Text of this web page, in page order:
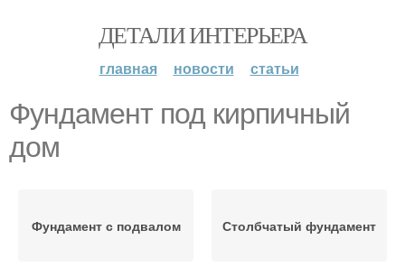
ДЕТАЛИ ИНТЕРЬЕРА
главная новости статьи
Фундамент под кирпичный
дом
Фундамент с подвалом Столбчатый фундамент